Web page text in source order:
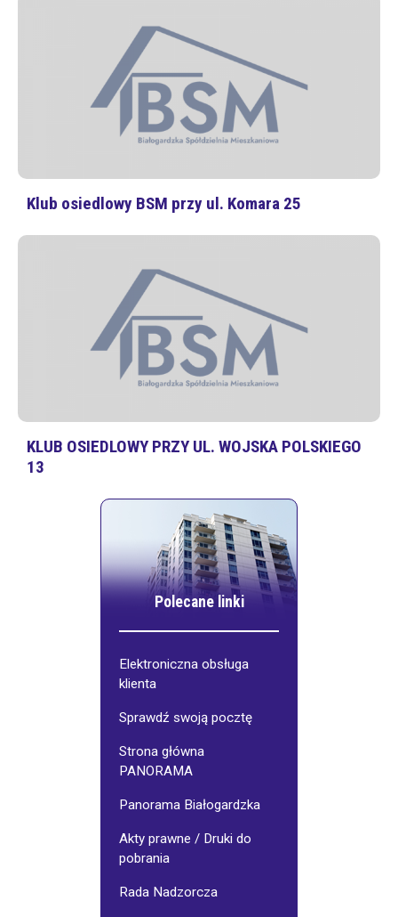
Klub osiedlowy BSM przy ul. Komara 25
KLUB OSIEDLOWY PRZY UL. WOJSKA POLSKIEGO
13
Polecane linki
Elektroniczna obsługa
klienta
Sprawdź swoją pocztę
Strona główna
PANORAMA
Panorama Białogardzka
Akty prawne / Druki do
pobrania
Rada Nadzorcza